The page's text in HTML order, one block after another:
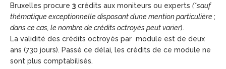
Bruxelles procure 3 crédits aux moniteurs ou experts (*sauf
thématique exceptionnelle disposant d’une mention particulière ;
dans ce cas, le nombre de crédits octroyés peut varier).
La validité des crédits octroyés par module est de deux
ans (730 jours). Passé ce délai, les crédits de ce module ne
sont plus comptabilisés.